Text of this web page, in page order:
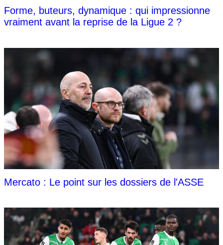
Forme, buteurs, dynamique : qui impressionne
vraiment avant la reprise de la Ligue 2 ?
Mercato : Le point sur les dossiers de l'ASSE